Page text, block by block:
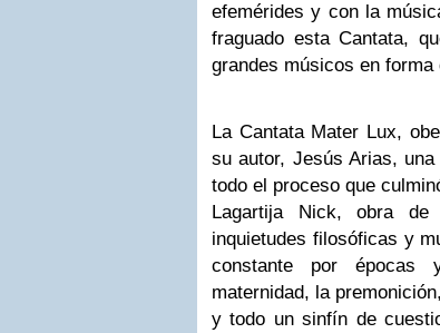
efemérides y con la
fraguado esta Cantata,
grandes músicos en
La Cantata Mater Lux,
su autor, Jesús Arias,
todo el proceso que
Lagartija Nick, obra
inquietudes filosóficas y
constante por
maternidad, la
y todo un sinfín de